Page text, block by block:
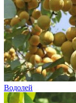
Водолей